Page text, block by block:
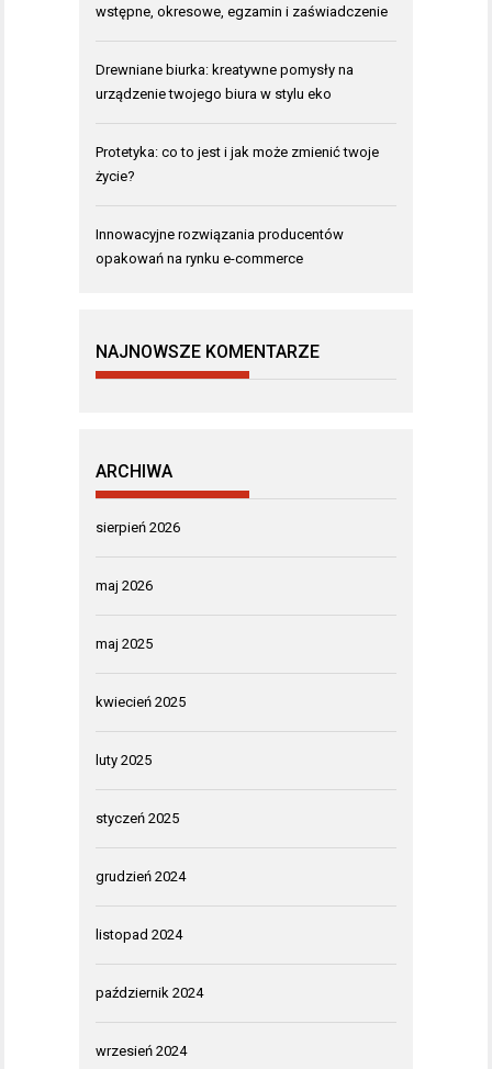
wstępne, okresowe, egzamin i zaświadczenie
Drewniane biurka: kreatywne pomysły na
urządzenie twojego biura w stylu eko
Protetyka: co to jest i jak może zmienić twoje
życie?
Innowacyjne rozwiązania producentów
opakowań na rynku e-commerce
NAJNOWSZE KOMENTARZE
ARCHIWA
sierpień 2026
maj 2026
maj 2025
kwiecień 2025
luty 2025
styczeń 2025
grudzień 2024
listopad 2024
październik 2024
wrzesień 2024